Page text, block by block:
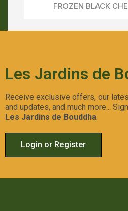
Aperçu
CHIMERA
Les Jardins de
Receive exclusive offers, our
and updates, and much more...
Les Jardins de Bouddha
Login or Register